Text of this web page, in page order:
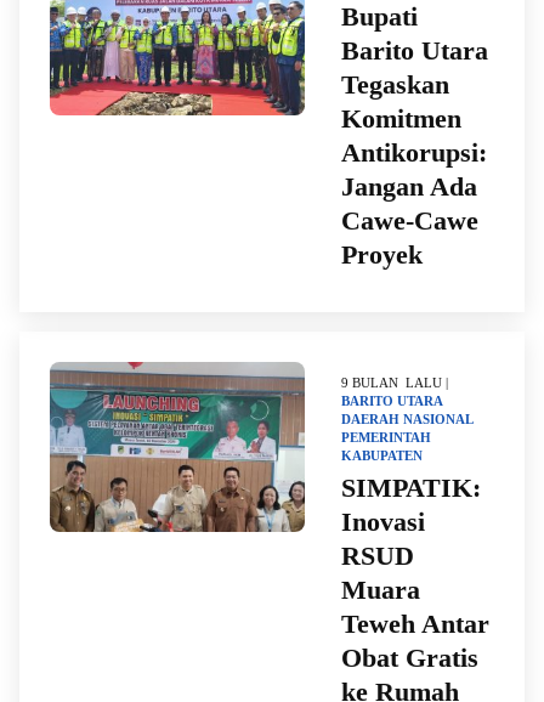
Bupati
Barito Utara
Tegaskan
Komitmen
Antikorupsi:
Jangan Ada
Cawe-Cawe
Proyek
9 BULAN LALU |
BARITO UTARA
DAERAH NASIONAL
PEMERINTAH
KABUPATEN
SIMPATIK:
Inovasi
RSUD
Muara
Teweh Antar
Obat Gratis
ke Rumah